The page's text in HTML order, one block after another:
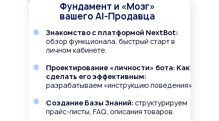
Фундамент и «Мозг»
вашего AI-Продавца
Знакомство с платформой NextBot:
обзор функционала, быстрый старт в
личном кабинете.
Проектирование «личности» бота: Как
сделать его эффективным:
разрабатываем «инструкцию поведения»
Создание Базы Знаний: структурируем
прайс-листы, FAQ, описания товаров.